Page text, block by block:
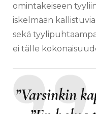
omintakeiseen
iskelmään
sekä
ei tälle
”Varsinkin